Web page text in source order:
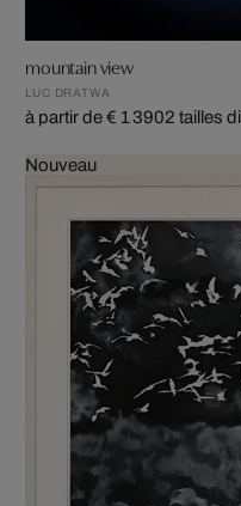
mountain view
LUC DRATWA
à partir de € 1 3902 tailles
Nouveau